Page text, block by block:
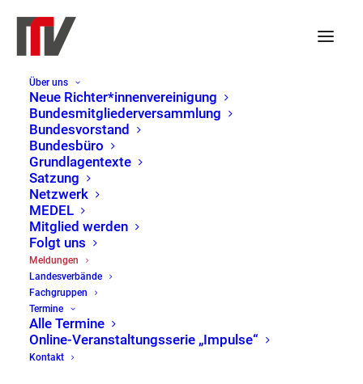
Über uns
Neue Richter*innenvereinigung
Bundesmitgliederversammlung
Bundesvorstand
Bundesbüro
Grundlagentexte
Satzung
Netzwerk
MEDEL
Mitglied werden
Folgt uns
Meldungen
Landesverbände
Fachgruppen
Termine
Alle Termine
Online-Veranstaltungsserie „Impulse“
Kontakt